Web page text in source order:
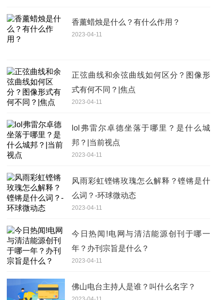
香薰蜡烛是什么？有什么作用？
2023-04-11
正弦曲线和余弦曲线如何区分？图像形
式有何不同？|焦点
2023-04-11
lol弗雷尔卓德坐落于哪里？是什么城
邦？|当前视点
2023-04-11
风雨彩虹铿锵玫瑰怎么解释？铿锵是什
么词？-环球微动态
2023-04-11
今日热闻!电网与清洁能源创刊于哪一
年？办刊宗旨是什么？
2023-04-11
佛山电台主持人是谁？叫什么名字？